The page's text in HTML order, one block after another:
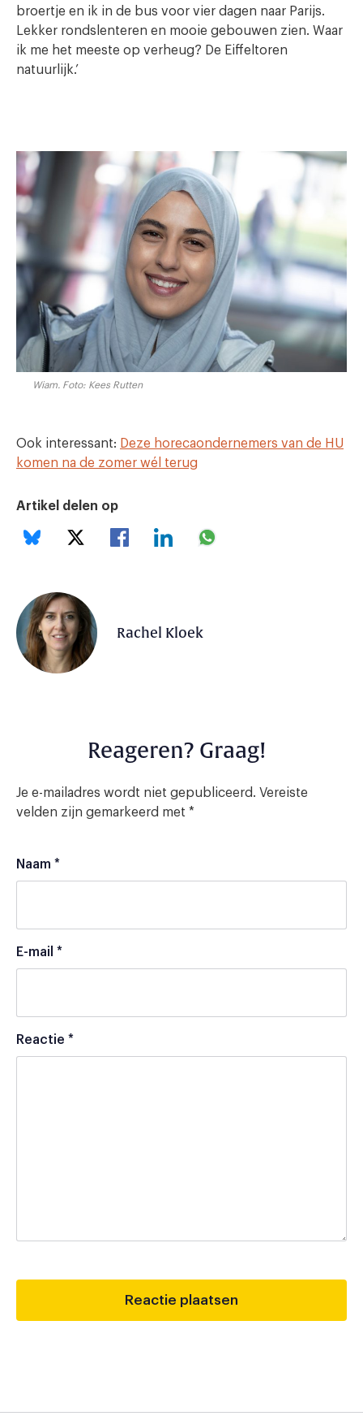
broertje en ik in de bus voor vier dagen naar Parijs.
Lekker rondslenteren en mooie gebouwen zien. Waar
ik me het meeste op verheug? De Eiffeltoren
natuurlijk.’
Wiam. Foto: Kees Rutten
Ook interessant: Deze horecaondernemers van de HU
komen na de zomer wél terug
Artikel delen op
Rachel Kloek
Reageren? Graag!
Je e-mailadres wordt niet gepubliceerd. Vereiste
velden zijn gemarkeerd met *
Naam *
E-mail *
Reactie *